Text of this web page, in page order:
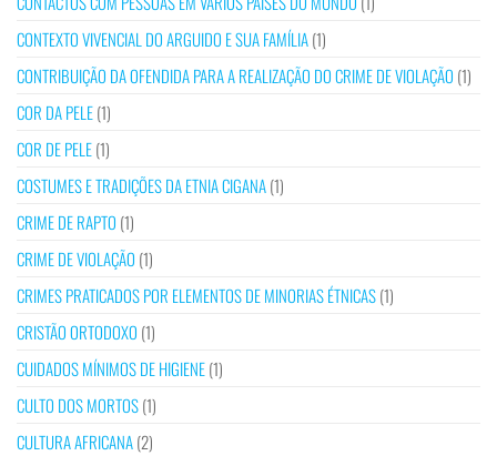
CONTEXTO VIVENCIAL DO ARGUIDO E SUA FAMÍLIA(1)
CONTRIBUIÇÃO DA OFENDIDA PARA A REALIZAÇÃO DO CRIME DE VIOLAÇÃO (1)
COR DA PELE(1)
COR DE PELE(1)
COSTUMES E TRADIÇÕES DA ETNIA CIGANA(1)
CRIME DE RAPTO (1)
CRIME DE VIOLAÇÃO (1)
CRIMES PRATICADOS POR ELEMENTOS DE MINORIAS ÉTNICAS(1)
CRISTÃO ORTODOXO (1)
CUIDADOS MÍNIMOS DE HIGIENE(1)
CULTO DOS MORTOS(1)
CULTURA AFRICANA(2)